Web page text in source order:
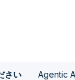
さい Agentic